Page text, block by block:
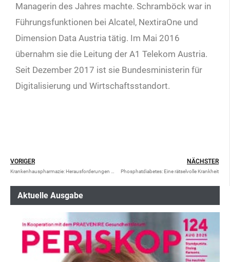
Managerin des Jahres machte. Schramböck war in
Führungsfunktionen bei Alcatel, NextiraOne und
Dimension Data Austria tätig. Im Mai 2016
übernahm sie die Leitung der A1 Telekom Austria.
Seit Dezember 2017 ist sie Bundesministerin für
Digitalisierung und Wirtschaftsstandort.
VORIGER NÄCHSTER
Phosphatdiabetes: Eine rätselvolle Krankheit
Aktuelle Ausgabe